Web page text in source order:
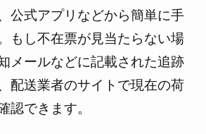
公式アプリなどから簡単に手
もし不在票が見当たらない場
メールなどに記載された追跡
配送業者のサイトで現在の荷
認できます。